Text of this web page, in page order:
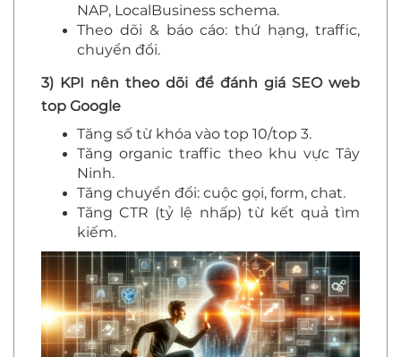
NAP, LocalBusiness schema.
Theo dõi & báo cáo: thứ hạng, traffic,
chuyển đổi.
3) KPI nên theo dõi để đánh giá SEO web
top Google
Tăng số từ khóa vào top 10/top 3.
Tăng organic traffic theo khu vực Tây
Ninh.
Tăng chuyển đổi: cuộc gọi, form, chat.
Tăng CTR (tỷ lệ nhấp) từ kết quả tìm
kiếm.